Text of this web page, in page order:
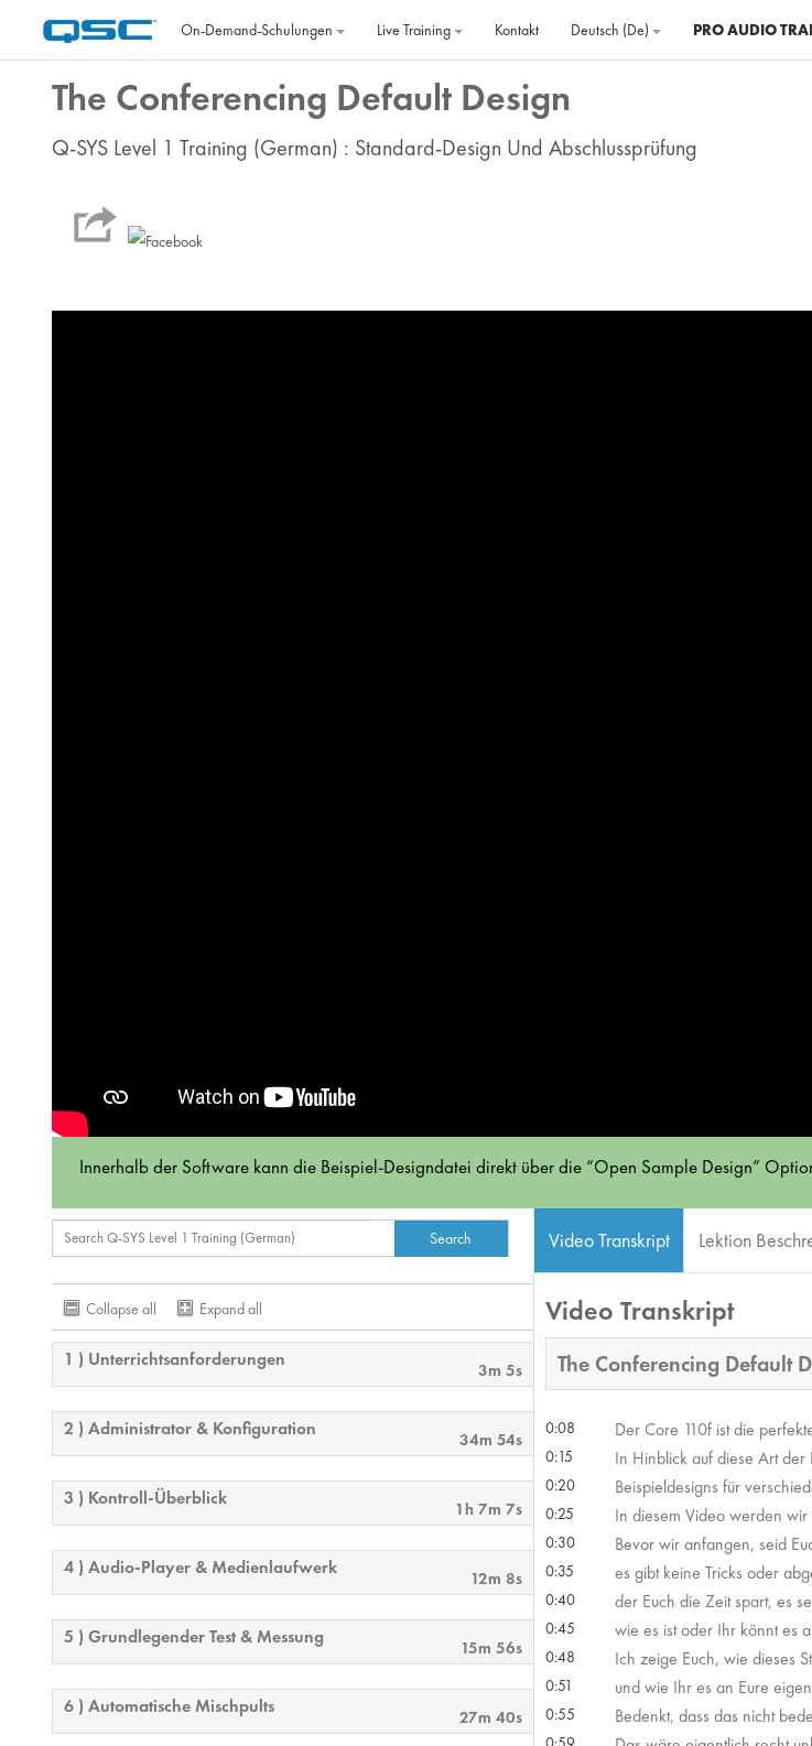
On‐Demand‐Schulungen
Live Training Kontakt Deutsch ‎(de)‎ PRO AUDIO
The Conferencing Default Design
Q-SYS Level 1 Training (German) : Standard-Design Und Abschlussprüfung
Innerhalb der Software kann die Beispiel-Designdatei direkt über die “Open Sample Design”
Collapse all Expand all
1 ) Unterrichtsanforderungen 3m 5s
2 ) Administrator & Konfiguration 34m 54s
3 ) Kontroll-Überblick 1h 7m 7s
4 ) Audio-Player & Medienlaufwerk 12m 8s
5 ) Grundlegender Test & Messung 15m 56s
6 ) Automatische Mischpults 27m 40s
Video Transkript Lektion
Video Transkript
The Conferencing Default
0:08 Der Core 110f ist die
0:15 In Hinblick auf diese Art der
0:20 Beispieldesigns für
0:25 In diesem Video werden
0:30 Bevor wir anfangen, seid
0:35 es gibt keine Tricks oder
0:40 der Euch die Zeit spart, es
0:45 wie es ist oder Ihr könnt es
0:48 Ich zeige Euch, wie dieses
0:51 und wie Ihr es an Eure
0:55 Bedenkt, dass das nicht